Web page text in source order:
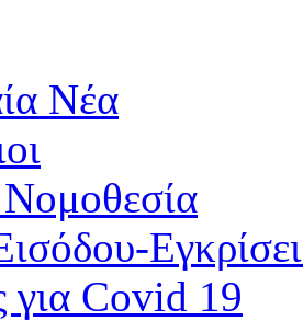
Νέα
για Covid 19